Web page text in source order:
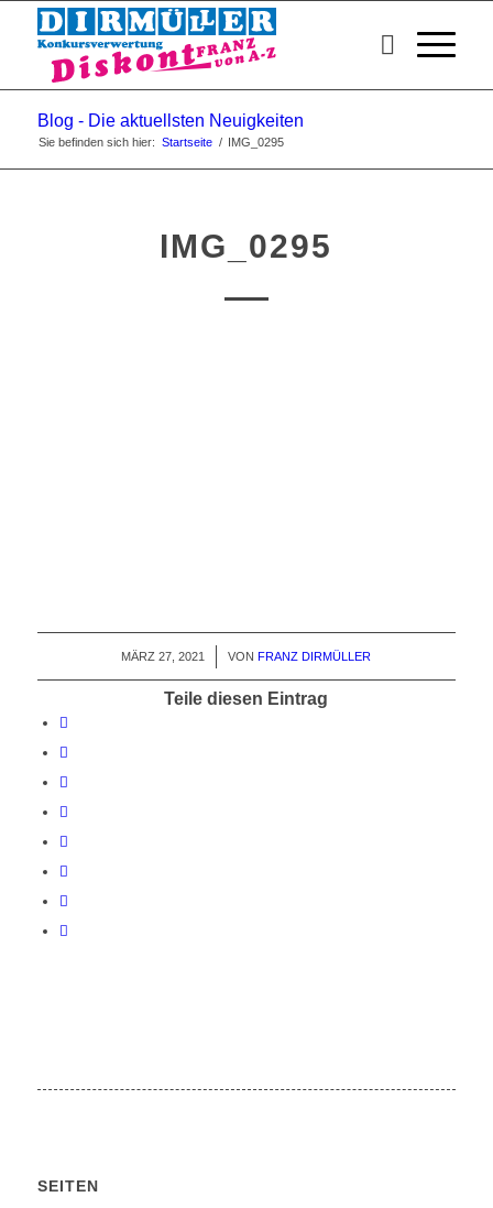
Blog - Die aktuellsten Neuigkeiten
Sie befinden sich hier: Startseite / IMG_0295
IMG_0295
MÄRZ 27, 2021
/ VONFRANZ DIRMÜLLER
Teile diesen Eintrag
SEITEN